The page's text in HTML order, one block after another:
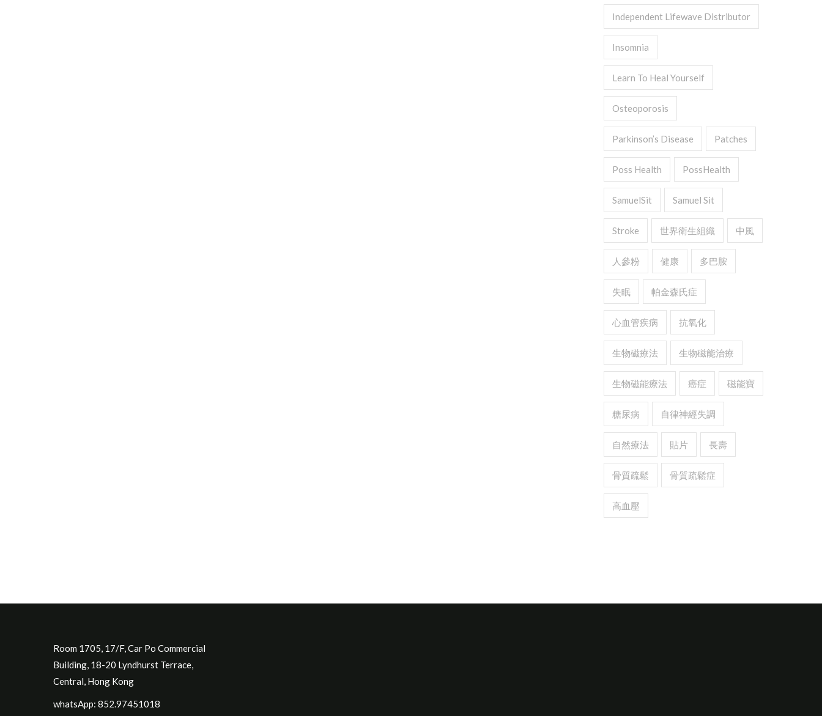
Independent Lifewave Distributor
Insomnia
Learn To Heal Yourself
Osteoporosis
Parkinson’s Disease Patches
Poss Health PossHealth
SamuelSit Samuel Sit
Stroke 世界衛生組織 中風
人參粉 健康 多巴胺
失眠 帕金森氏症
心血管疾病 抗氧化
生物磁療法 生物磁能治療
生物磁能療法 癌症 磁能寶
糖尿病 自律神經失調
自然療法 貼片 長壽
骨質疏鬆 骨質疏鬆症
高血壓
Room 1705, 17/F, Car Po Commercial
Building, 18-20 Lyndhurst Terrace,
Central, Hong Kong
whatsApp: 852.97451018